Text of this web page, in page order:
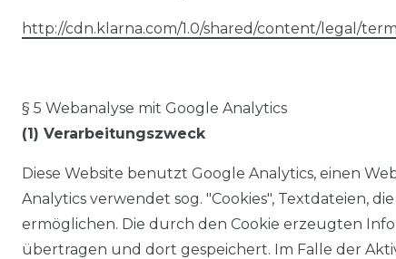
http://cdn.klarna.com/1.0/shared/content/legal/
§ 5 Webanalyse mit Google Analytics
(1) Verarbeitungszweck
Diese Website benutzt Google Analytics, einen
Analytics verwendet sog. "Cookies", Textdateien,
ermöglichen. Die durch den Cookie erzeugten
übertragen und dort gespeichert. Im Falle der